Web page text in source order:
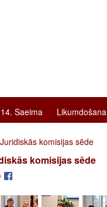
14. Saeima Likumdošana
Juridiskās komisijas sēde
komisijas sēde